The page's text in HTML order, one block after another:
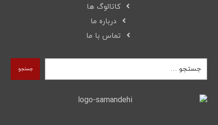
کاتالوگ ها
درباره ما
تماس با ما
جستجو